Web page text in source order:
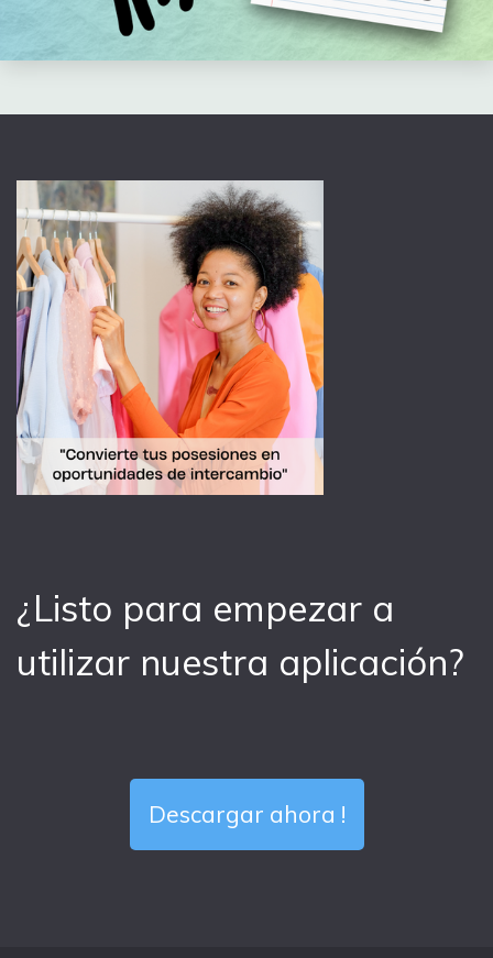
¿Listo para empezar a
utilizar nuestra aplicación?
Descargar ahora !